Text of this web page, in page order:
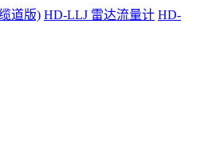
道版) HD-LLJ 雷达流量计 HD-